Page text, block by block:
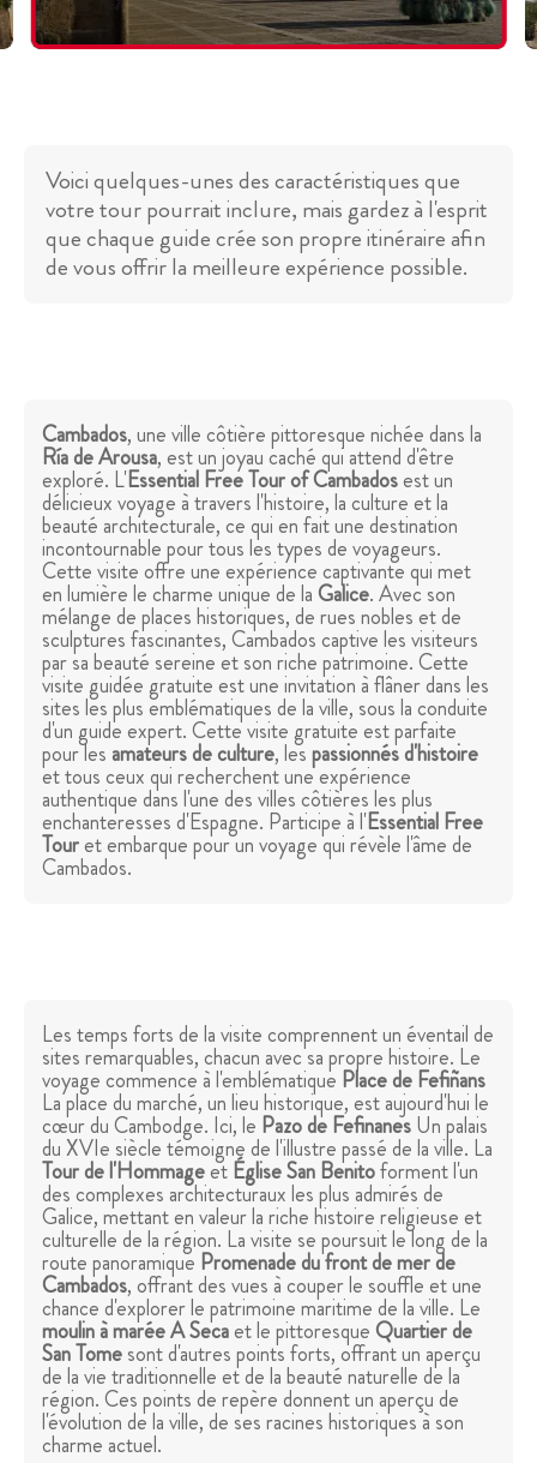
Voici quelques-unes des caractéristiques que
votre tour pourrait inclure, mais gardez à l'esprit
que chaque guide crée son propre itinéraire afin
de vous offrir la meilleure expérience possible.
Cambados, une ville côtière pittoresque nichée dans la
Ría de Arousa, est un joyau caché qui attend d'être
exploré. L'Essential Free Tour of Cambadosest un
délicieux voyage à travers l'histoire, la culture et la
beauté architecturale, ce qui en fait une destination
incontournable pour tous les types de voyageurs.
Cette visite offre une expérience captivante qui met
en lumière le charme unique de laGalice. Avec son
mélange de places historiques, de rues nobles et de
sculptures fascinantes, Cambados captive les visiteurs
par sa beauté sereine et son riche patrimoine. Cette
visite guidée gratuite est une invitation à flâner dans les
sites les plus emblématiques de la ville, sous la conduite
d'un guide expert. Cette visite gratuite est parfaite
pour les amateurs deculture, lespassionnés d'histoire
et tous ceux qui recherchent une expérience
authentique dans l'une des villes côtières les plus
enchanteresses d'Espagne. Participe à l'Essential Free
Touret embarque pour un voyage qui révèle l'âme de
Cambados.
Les temps forts de la visite comprennent un éventail de
sites remarquables, chacun avec sa propre histoire. Le
voyage commence à l'emblématique Place de Fefiñans
La place du marché, un lieu historique, est aujourd'hui le
cœur du Cambodge. Ici, le Pazo de FefinanesUn palais
du XVIe siècle témoigne de l'illustre passé de la ville. La
Tour de l'HommageetÉglise San Benitoforment l'un
des complexes architecturaux les plus admirés de
Galice, mettant en valeur la riche histoire religieuse et
culturelle de la région. La visite se poursuit le long de la
route panoramique Promenade du front de mer de
Cambados, offrant des vues à couper le souffle et une
chance d'explorer le patrimoine maritime de la ville. Le
moulin à marée A Secaet le pittoresqueQuartier de
San Tomesont d'autres points forts, offrant un aperçu
de la vie traditionnelle et de la beauté naturelle de la
région. Ces points de repère donnent un aperçu de
l'évolution de la ville, de ses racines historiques à son
charme actuel.